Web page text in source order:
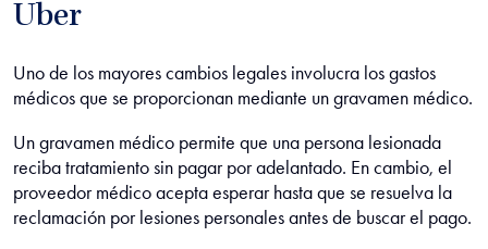
Uber
Uno de los mayores cambios legales involucra los gastos
médicos que se proporcionan mediante un gravamen médico.
Un gravamen médico permite que una persona lesionada
reciba tratamiento sin pagar por adelantado. En cambio, el
proveedor médico acepta esperar hasta que se resuelva la
reclamación por lesiones personales antes de buscar el pago.